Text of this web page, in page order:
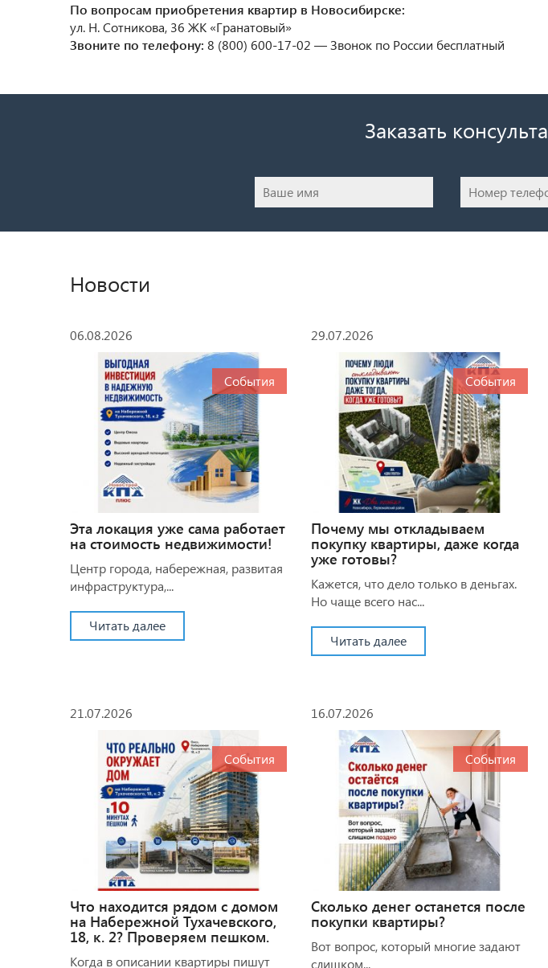
По вопросам приобретения квартир в Новосибирске:
ул. Н. Сотникова, 36 ЖК «Гранатовый»
Звоните по телефону: 8 (800) 600-17-02 — Звонок по России бесплатный
Заказать
Новости
06.08.2026
События
Эта локация уже сама работает
на стоимость недвижимости!
Центр города, набережная, развитая
инфраструктура,...
Читать далее
29.07.2026
События
Почему мы откладываем
покупку квартиры, даже когда
уже готовы?
Кажется, что дело только в деньгах.
Но чаще всего нас...
Читать далее
21.07.2026
События
Что находится рядом с домом
на Набережной Тухачевского,
18, к. 2? Проверяем пешком.
Когда в описании квартиры пишут
16.07.2026
События
Сколько денег останется после
покупки квартиры?
Вот вопрос, который многие задают
слишком...